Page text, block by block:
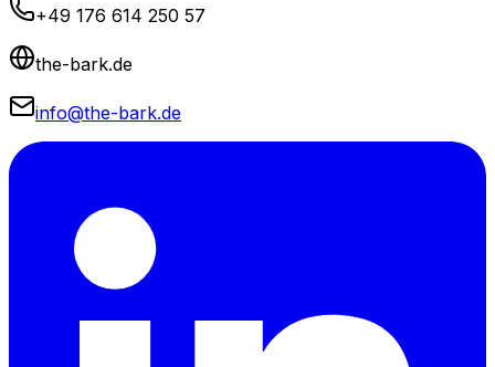
+49 176 614 250 57
the-bark.de
info@the-bark.de